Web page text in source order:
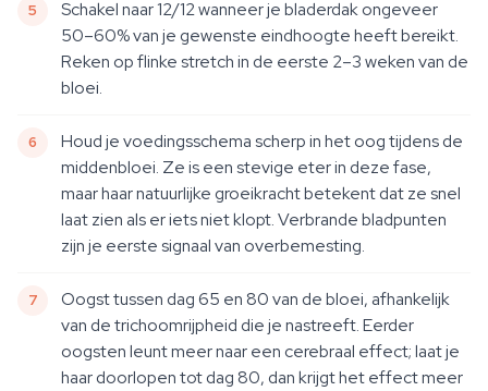
Schakel naar 12/12 wanneer je bladerdak ongeveer
50–60% van je gewenste eindhoogte heeft bereikt.
Reken op flinke stretch in de eerste 2–3 weken van de
bloei.
Houd je voedingsschema scherp in het oog tijdens de
middenbloei. Ze is een stevige eter in deze fase,
maar haar natuurlijke groeikracht betekent dat ze snel
laat zien als er iets niet klopt. Verbrande bladpunten
zijn je eerste signaal van overbemesting.
Oogst tussen dag 65 en 80 van de bloei, afhankelijk
van de trichoomrijpheid die je nastreeft. Eerder
oogsten leunt meer naar een cerebraal effect; laat je
haar doorlopen tot dag 80, dan krijgt het effect meer